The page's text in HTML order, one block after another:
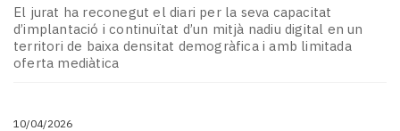
El jurat ha reconegut el diari per la seva capacitat
d’implantació i continuïtat d’un mitjà nadiu digital en un
territori de baixa densitat demogràfica i amb limitada
oferta mediàtica
10/04/2026